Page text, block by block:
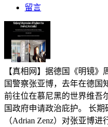
留言
【真相网】据德国《明镜
国警察张亚博，去年在德国
前往位在慕尼黑的世界维吾
国政府申请政治庇护。 长
（Adrian Zenz）对张亚博